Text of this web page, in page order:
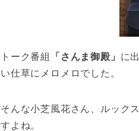
トーク番組 「さんま御殿」 に
い仕草にメロメロでした。
そんな小芝風花さん、ルック
すよね。